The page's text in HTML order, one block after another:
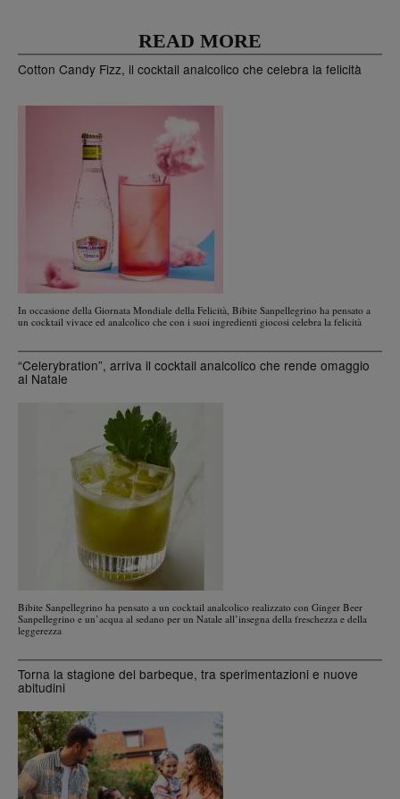
READ MORE
Cotton Candy Fizz, il cocktail analcolico che celebra la felicità
In occasione della Giornata Mondiale della Felicità, Bibite Sanpellegrino ha pensato a
un cocktail vivace ed analcolico che con i suoi ingredienti giocosi celebra la felicità
“Celerybration”, arriva il cocktail analcolico che rende omaggio
al Natale
Bibite Sanpellegrino ha pensato a un cocktail analcolico realizzato con Ginger Beer
Sanpellegrino e un’acqua al sedano per un Natale all’insegna della freschezza e della
leggerezza
Torna la stagione del barbeque, tra sperimentazioni e nuove
abitudini